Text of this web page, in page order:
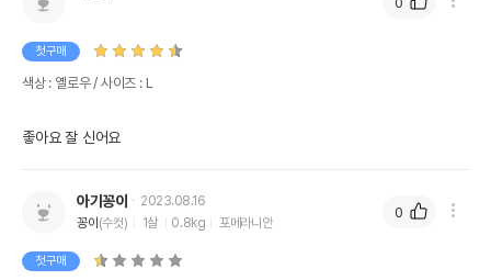
첫구매
색상 : 옐로우 / 사이즈 : L
좋아요 잘 신어요
아기꽁이
2023.08.16
꽁이 (수컷) 1살 0.8kg 포메라니안
첫구매
0